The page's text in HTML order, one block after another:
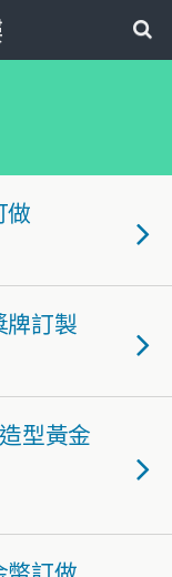
做
牌訂製
型黃金